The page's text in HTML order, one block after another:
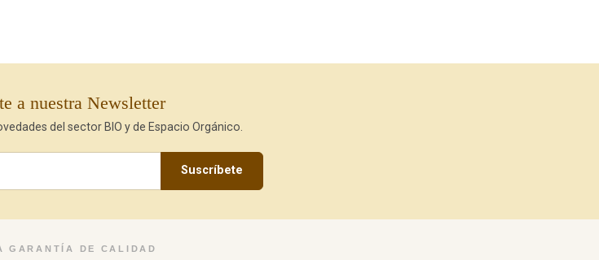
a nuestra Newsletter
del sector BIO y de Espacio Orgánico.
Suscríbete
GARANTÍA DE CALIDAD